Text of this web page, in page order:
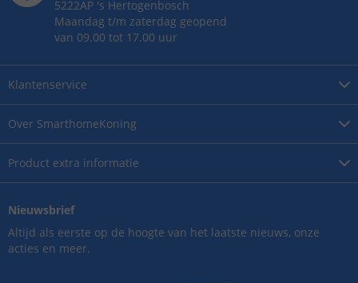
Over SmarthomeKoning
Product extra informatie
Klantenservice
5222AP 's Hertogenbosch
Maandag t/m zaterdag geopend
van 09.00 tot 17.00 uur
Nieuwsbrief
Altijd als eerste op de hoogte van het laatste nieuws, onze
acties en meer.